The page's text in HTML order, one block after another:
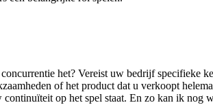
het? Vereist uw bedrijf specifieke
of het product dat u verkoopt
op het spel staat. En zo kan ik nog